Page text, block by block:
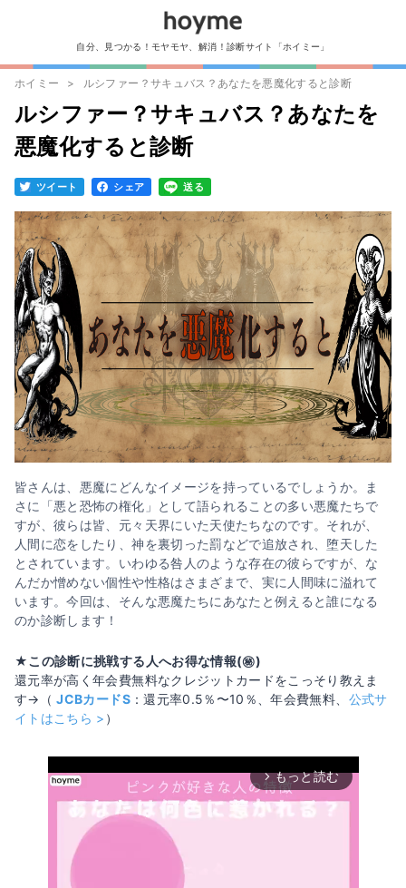
自分、見つかる！モヤモヤ、解消！診断サイト「ホイミー」
ホイミー ルシファー？サキュバス？あなたを悪魔化すると診断
ルシファー？サキュバス？あなたを
悪魔化すると診断
ツイート シェア 送る
皆さんは、悪魔にどんなイメージを持っているでしょうか。ま
さに「悪と恐怖の権化」として語られることの多い悪魔たちで
すが、彼らは皆、元々天界にいた天使たちなのです。それが、
人間に恋をしたり、神を裏切った罰などで追放され、堕天した
とされています。いわゆる咎人のような存在の彼らですが、な
んだか憎めない個性や性格はさまざまで、実に人間味に溢れて
います。今回は、そんな悪魔たちにあなたと例えると誰になる
のか診断します！
★この診断に挑戦する人へお得な情報(㊙️)
還元率が高く年会費無料なクレジットカードをこっそり教えま
す→（JCBカードS：還元率0.5％〜10％、年会費無料、 公式サ
イトはこちら > ）
arrow_forward_ios もっと読む